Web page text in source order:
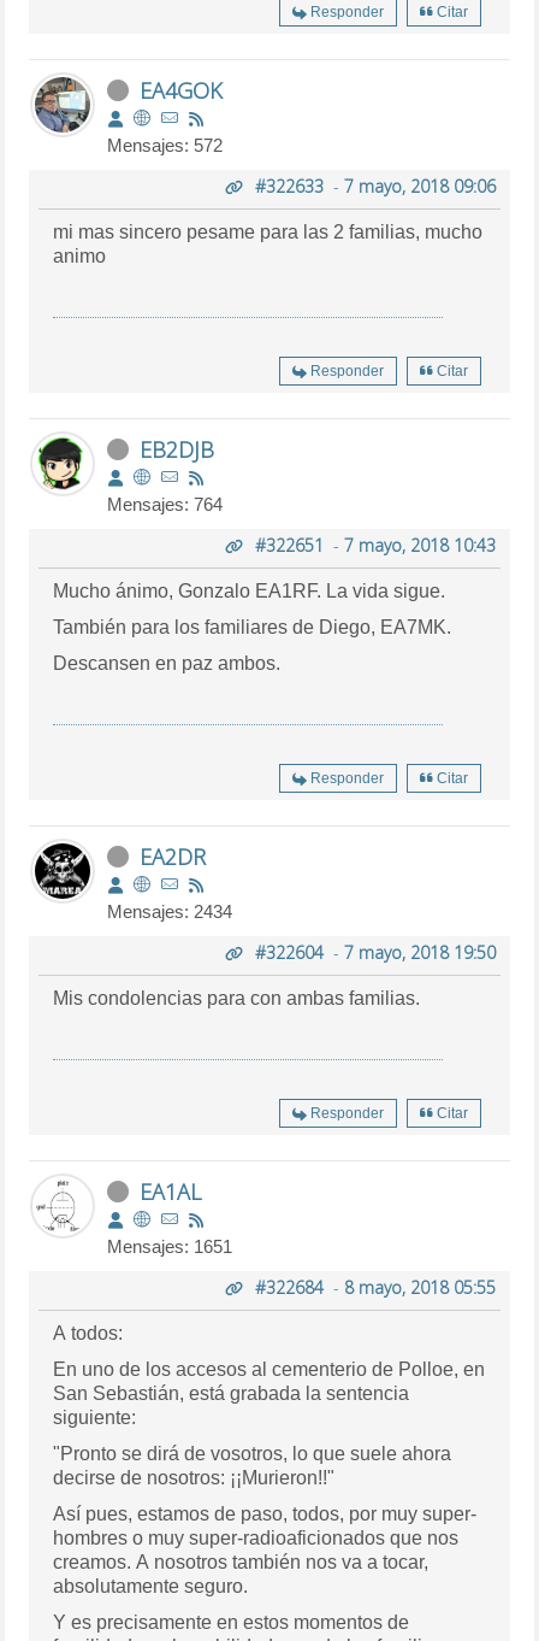
Responder Citar
EA4GOK
Mensajes: 572
#322633- 7 mayo, 2018 09:06
mi mas sincero pesame para las 2 familias, mucho
animo
Responder Citar
EB2DJB
Mensajes: 764
#322651 - 7 mayo, 2018 10:43
Mucho ánimo, Gonzalo EA1RF. La vida sigue.
También para los familiares de Diego, EA7MK.
Descansen en paz ambos.
Responder Citar
EA2DR
Mensajes: 2434
#322604- 7 mayo, 2018 19:50
Mis condolencias para con ambas familias.
Responder Citar
EA1AL
Mensajes: 1651
#322684- 8 mayo, 2018 05:55
A todos:
En uno de los accesos al cementerio de Polloe, en
San Sebastián, está grabada la sentencia
siguiente:
"Pronto se dirá de vosotros, lo que suele ahora
decirse de nosotros: ¡¡Murieron!!"
Así pues, estamos de paso, todos, por muy super-
hombres o muy super-radioaficionados que nos
creamos. A nosotros también nos va a tocar,
absolutamente seguro.
Y es precisamente en estos momentos de